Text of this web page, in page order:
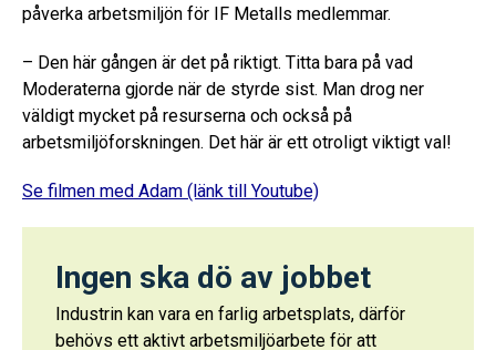
påverka arbetsmiljön för IF Metalls medlemmar.
– Den här gången är det på riktigt. Titta bara på vad
Moderaterna gjorde när de styrde sist. Man drog ner
väldigt mycket på resurserna och också på
arbetsmiljöforskningen. Det här är ett otroligt viktigt val!
Se filmen med Adam (länk till Youtube)
Ingen ska dö av jobbet
Industrin kan vara en farlig arbetsplats, därför
behövs ett aktivt arbetsmiljöarbete för att